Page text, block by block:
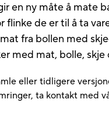
en ny måte å mate
flinke de er til å ta
fra bollen med
med mat, bolle, skje
eller tidligere
ta kontakt med